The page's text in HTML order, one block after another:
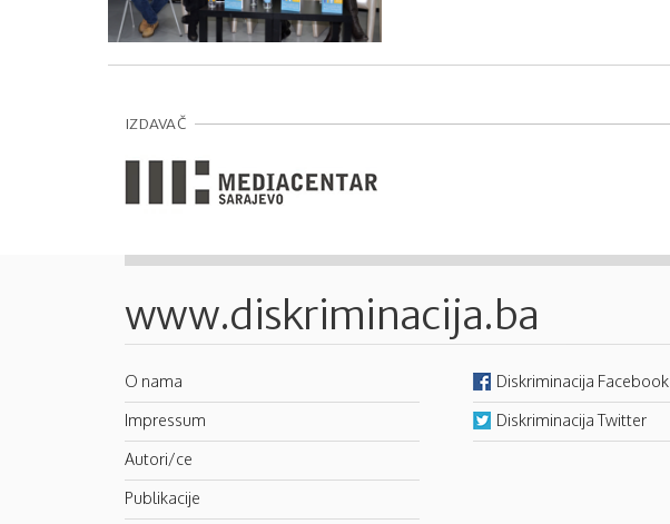
IZDAVAČ
www.diskriminacija.ba
O nama
Impressum
Autori/ce
Publikacije
Diskriminacija Facebook
Diskriminacija Twitter